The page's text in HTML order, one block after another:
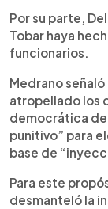
Por su parte,
Tobar haya
funcionarios.
Medrano
atropellado los
democrática
punitivo” para
base de
Para este
desmanteló la